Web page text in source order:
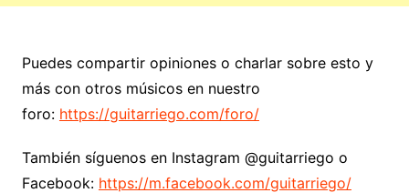
Puedes compartir opiniones o charlar sobre esto y
más con otros músicos en nuestro
foro: https://guitarriego.com/foro/
También síguenos en Instagram @guitarriego o
Facebook: https://m.facebook.com/guitarriego/